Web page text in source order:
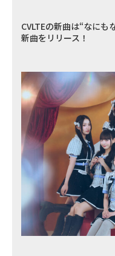
CVLTEの新曲は“なに
新曲をリリース！